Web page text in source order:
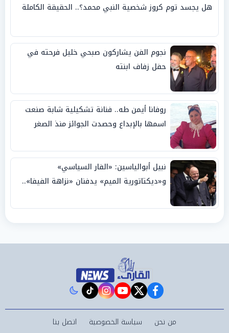
هل يجسد توم كروز شخصية النبي محمد؟.. الحقيقة الكاملة
نجوم الفن يشاركون صبحي خليل فرحته في
حفل زفاف ابنته
روفانا أيمن طه.. فنانة تشكيلية شابة صنعت
اسمها بالإبداع وحصدت الجوائز منذ الصغر
نبيل أبوالياسين: «الفار السياسي»
و«ديكتاتورية الميم» يدفنان «نزاهة الفيفا»..
facebook
twitter
youtube
instagram
tiktok
من نحن سياسة الخصوصية اتصل بنا